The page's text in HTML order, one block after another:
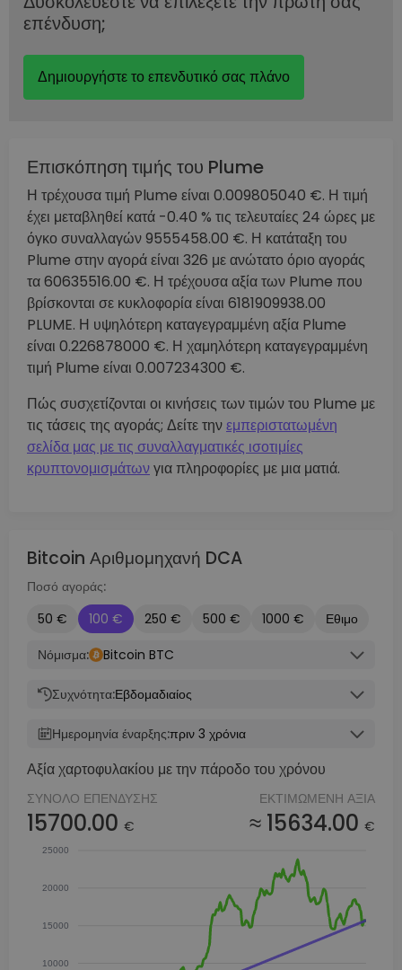
επένδυση;
Δημιουργήστε το επενδυτικό σας πλάνο
Επισκόπηση τιμής του Plume
Η τρέχουσα τιμή Plume είναι 0.009805040 €. Η τιμή
έχει μεταβληθεί κατά -0.40 % τις τελευταίες 24 ώρες με
όγκο συναλλαγών 9555458.00 €. Η κατάταξη του
Plume στην αγορά είναι 326 με ανώτατο όριο αγοράς
τα 60635516.00 €. Η τρέχουσα αξία των Plume που
βρίσκονται σε κυκλοφορία είναι 6181909938.00
PLUME. Η υψηλότερη καταγεγραμμένη αξία Plume
είναι 0.226878000 €. Η χαμηλότερη καταγεγραμμένη
τιμή Plume είναι 0.007234300 €.
Πώς συσχετίζονται οι κινήσεις των τιμών του Plume με
τις τάσεις της αγοράς; Δείτε τηνεμπεριστατωμένη
σελίδα μας με τις συναλλαγματικές ισοτιμίες
κρυπτονομισμάτωνγια πληροφορίες με μια ματιά.
Bitcoin Αριθμομηχανή DCA
Ποσό αγοράς:
50 €
100 € 250 € 500 € 1000 €
Εθιμο
Νόμισμα:
Bitcoin BTC
Συχνότητα:Εβδομαδιαίος
Ημερομηνία έναρξης:πριν 3 χρόνια
Αξία χαρτοφυλακίου με την πάροδο του χρόνου
ΣΎΝΟΛΟ ΕΠΈΝΔΥΣΗΣ
15700.00 €
ΕΚΤΙΜΏΜΕΝΗ ΑΞΊΑ
≈ 15634.00 €
25000
20000
15000
10000